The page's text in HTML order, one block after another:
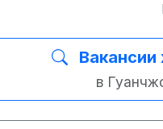
Вакансии
в